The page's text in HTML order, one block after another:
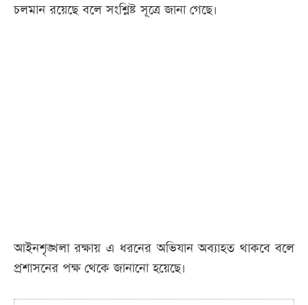
চলমান রয়েছে বলে সংশ্লিষ্ট সূত্রে জানা গেছে।
আইনশৃঙ্খলা রক্ষায় এ ধরনের অভিযান অব্যাহত থাকবে বলে
প্রশাসনের পক্ষ থেকে জানানো হয়েছে।